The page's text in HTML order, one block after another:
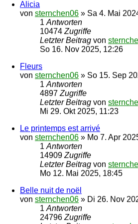
Alicia
von sternchen06 » Sa 4. Mai
1 Antworten
10474 Zugriffe
Letzter Beitrag von
So 16. Nov 2025, 12:26
Fleurs
von sternchen06 » So 15. Sep
1 Antworten
4897 Zugriffe
Letzter Beitrag von
Mi 29. Okt 2025, 11:23
Le printemps est arrivé
von sternchen06 » Mo 7. Apr
1 Antworten
14909 Zugriffe
Letzter Beitrag von
Mo 12. Mai 2025, 18:45
Belle nuit de noël
von sternchen06 » Di 26. Nov
1 Antworten
24796 Zugriffe